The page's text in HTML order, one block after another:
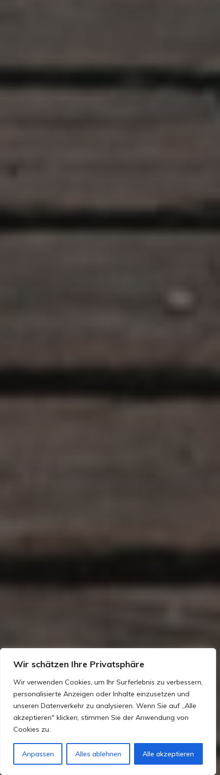
Wir schätzen Ihre Privatsphäre
Wir verwenden Cookies, um Ihr Surferlebnis zu verbessern,
personalisierte Anzeigen oder Inhalte einzusetzen und
unseren Datenverkehr zu analysieren. Wenn Sie auf „Alle
akzeptieren" klicken, stimmen Sie der Anwendung von
Cookies zu.
Anpassen Alles ablehnen Alle akzeptieren